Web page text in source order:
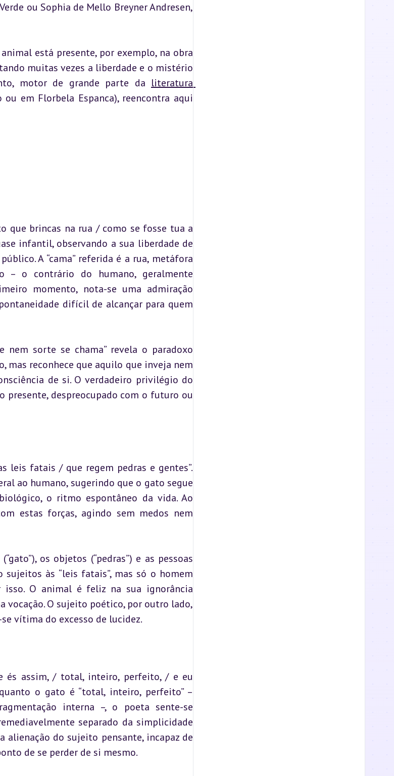
ou Sophia de Mello Breyner Andresen,
está presente, por exemplo, na obra
muitas vezes a liberdade e o mistério
motor de grande parte da literatura
em Florbela Espanca), reencontra aqui
que brincas na rua / como se fosse tua a
infantil, observando a sua liberdade de
A “cama” referida é a rua, metáfora
– o contrário do humano, geralmente
momento, nota-se uma admiração
difícil de alcançar para quem
sorte se chama” revela o paradoxo
mas reconhece que aquilo que inveja nem
de si. O verdadeiro privilégio do
presente, despreocupado com o futuro ou
leis fatais / que regem pedras e gentes”.
ao humano, sugerindo que o gato segue
o ritmo espontâneo da vida. Ao
estas forças, agindo sem medos nem
os objetos (“pedras”) e as pessoas
sujeitos às “leis fatais”, mas só o homem
isso. O animal é feliz na sua ignorância
vocação. O sujeito poético, por outro lado,
vítima do excesso de lucidez.
és assim, / total, inteiro, perfeito, / e eu
o gato é “total, inteiro, perfeito” –
interna –, o poeta sente-se
separado da simplicidade
alienação do sujeito pensante, incapaz de
de se perder de si mesmo.